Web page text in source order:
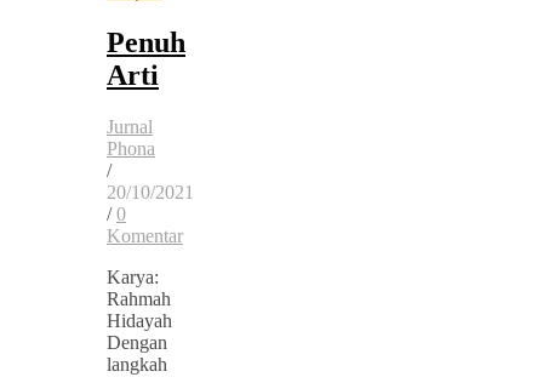
Penuh
Arti
Jurnal
Phona
/
20/10/2021
/ 0
Komentar
Karya:
Rahmah
Hidayah
Dengan
langkah